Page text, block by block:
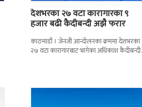
देशभरका २७ वटा कारागारका ९
हजार बढी कैदीबन्दी अझै फरार
काठमाडौं । जेनजी आन्दोलनका क्रममा देशभरका
२७ वटा कारागारबाट भागेका अधिकांश कैदीबन्दी